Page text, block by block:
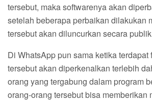
tersebut, maka softwarenya akan
setelah beberapa perbaikan dilakukan
tersebut akan diluncurkan secara
Di WhatsApp pun sama ketika terdapat
tersebut akan diperkenalkan terlebih
orang yang tergabung dalam program
orang-orang tersebut bisa memberikan